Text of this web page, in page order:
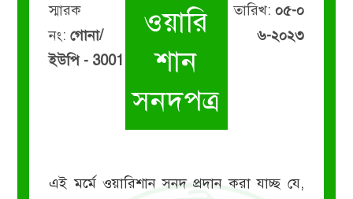
স্মারক
নং:গোনা/
ইউপি - 3001
ওয়ারি
শান
সনদপত্র
তারিখ: ০৫-০
৬-২০২৩
এই মর্মে ওয়ারিশান সনদ প্রদান করা যাচ্ছ যে,